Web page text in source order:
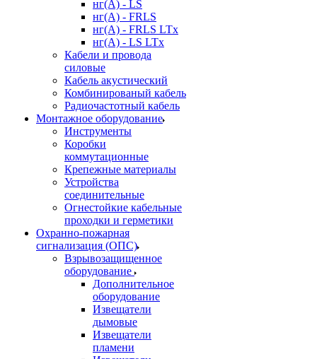
нг(A) - LS
нг(А) - FRLS
нг(А) - FRLS LTx
нг(А) - LS LTx
Кабели и провода
силовые
Кабель акустический
Комбинированый кабель
Радиочастотный кабель
Монтажное оборудование
Инструменты
Коробки
коммутационные
Крепежные материалы
Устройства
соединительные
Огнестойкие кабельные
проходки и герметики
Охранно-пожарная
сигнализация (ОПС)
Взрывозащищенное
оборудование
Дополнительное
оборудование
Извещатели
дымовые
Извещатели
пламени